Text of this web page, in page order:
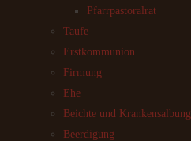
Pfarrpastoralrat
Taufe
Erstkommunion
Firmung
Ehe
Beichte und Krankensalbung
Beerdigung